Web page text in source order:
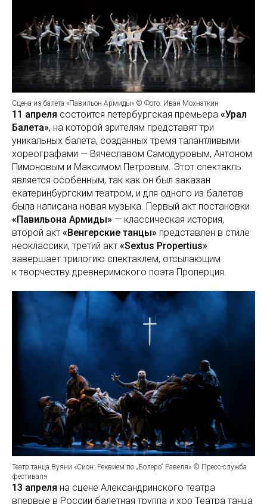
Сцена из балета «Павильон Армиды» © Фото: Иван Мохнаткин
11 апреля состоится петербургская премьера «Урал
Балета», на которой зрителям представят три
уникальных балета, созданных тремя талантливыми
хореографами — Вячеславом Самодуровым, Антоном
Пимоновым и Максимом Петровым. Этот спектакль
является особенным, так как он был заказан
екатеринбургским театром, и для одного из балетов
была написана новая музыка. Первый акт постановки
«Павильона Армиды» — классическая история,
второй акт «Венгерские танцы» представлен в стиле
неоклассики, третий акт «Sextus Propertius»
завершает трилогию спектаклем, отсылающим
к творчеству древнеримского поэта Проперция.
Театр танца Вуяни «Сион: Реквием по „Болеро“ Равеля» © Пресс-служба
фестиваля
13 апреля на сцене Александринского театра
впервые в России балетная труппа и хор Театра танца